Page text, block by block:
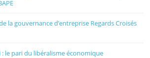
la gouvernance d’entreprise Regards Croisés
: le pari du libéralisme économique